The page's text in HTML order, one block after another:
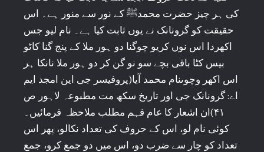
کی ہر چیز حضرت محمدﷺ کے نور سے منور ہے۔ اس
حقیقت کو گرونانک نے یوں ثابت کیا ہے۔ نام لیو جس
اکھردا اس نوں کریو چوگنا دو ہور ملا کے پنج گنا کاٹو
بیس کٹا باقی بچے سو نو گن کر دو ہور ملا نانکا ہر
اس اکھر وچوںنام محمد آیا(پروفیسر جی این امجد ایم
اے: گرونانک جی اور تاریخ سکھ مت مطبوعہ لاہور ص
۴۱)ان اشعار کا عام فہم مطلب ملاحظہ فرمائیں۔
کوئی نام لو، اس کے حروف کی تعداد نکالو، پھر اس
تعداد کو چار سے ضرب دو، اس میں دو جمع کرو، جمع